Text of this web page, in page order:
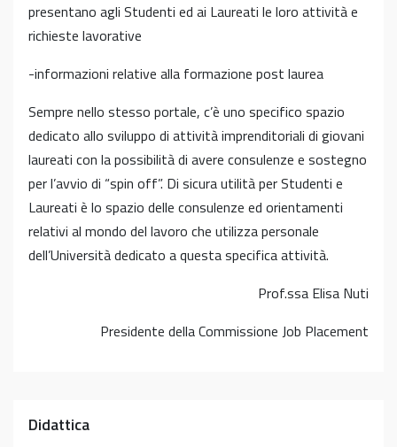
presentano agli Studenti ed ai Laureati le loro attività e
richieste lavorative
-informazioni relative alla formazione post laurea
Sempre nello stesso portale, c’è uno specifico spazio
dedicato allo sviluppo di attività imprenditoriali di giovani
laureati con la possibilità di avere consulenze e sostegno
per l’avvio di “spin off”. Di sicura utilità per Studenti e
Laureati è lo spazio delle consulenze ed orientamenti
relativi al mondo del lavoro che utilizza personale
dell’Università dedicato a questa specifica attività.
Prof.ssa Elisa Nuti
Presidente della Commissione Job Placement
Didattica